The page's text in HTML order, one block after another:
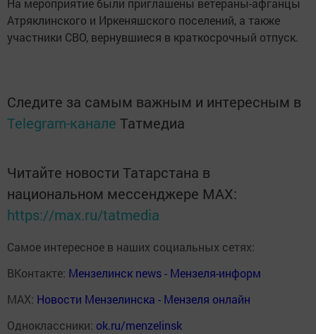
На мероприятие были приглашены ветераны-афганцы
Атряклинского и Иркеняшского поселений, а также
участники СВО, вернувшиеся в краткосрочный отпуск.
Следите за самым важным и интересным в
Telegram-канале Татмедиа
Читайте новости Татарстана в
национальном мессенджере MАХ:
https://max.ru/tatmedia
Самое интересное в наших социальных сетях:
ВКонтакте: Мензелинск news - Мензеля-информ
MAX: Новости Мензелинска - Мензеля онлайн
Одноклассники: ok.ru/menzelinsk